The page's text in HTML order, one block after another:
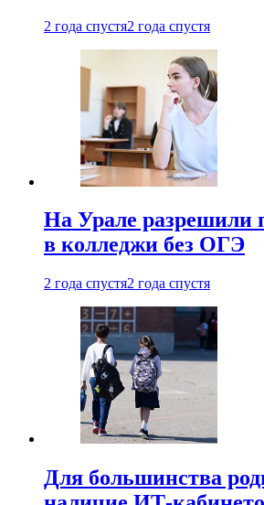
2 года спустя2 года спустя
На Урале разрешили
в колледжи без ОГЭ
2 года спустя2 года спустя
Для большинства